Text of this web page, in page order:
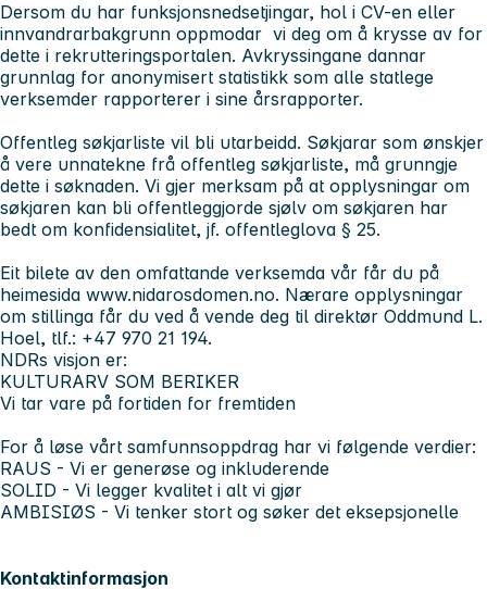
Dersom du har funksjonsnedsetjingar, hol i CV-en eller
innvandrarbakgrunn oppmodar vi deg om å krysse av for
dette i rekrutteringsportalen. Avkryssingane dannar
grunnlag for anonymisert statistikk som alle statlege
verksemder rapporterer i sine årsrapporter.
Offentleg søkjarliste vil bli utarbeidd. Søkjarar som ønskjer
å vere unnatekne frå offentleg søkjarliste, må grunngje
dette i søknaden. Vi gjer merksam på at opplysningar om
søkjaren kan bli offentleggjorde sjølv om søkjaren har
bedt om konfidensialitet, jf. offentleglova § 25.
Eit bilete av den omfattande verksemda vår får du på
heimesida www.nidarosdomen.no. Nærare opplysningar
om stillinga får du ved å vende deg til direktør Oddmund L.
Hoel, tlf.: +47 970 21 194.
NDRs visjon er:
KULTURARV SOM BERIKER
Vi tar vare på fortiden for fremtiden
For å løse vårt samfunnsoppdrag har vi følgende verdier:
RAUS - Vi er generøse og inkluderende
SOLID - Vi legger kvalitet i alt vi gjør
AMBISIØS - Vi tenker stort og søker det eksepsjonelle
Kontaktinformasjon